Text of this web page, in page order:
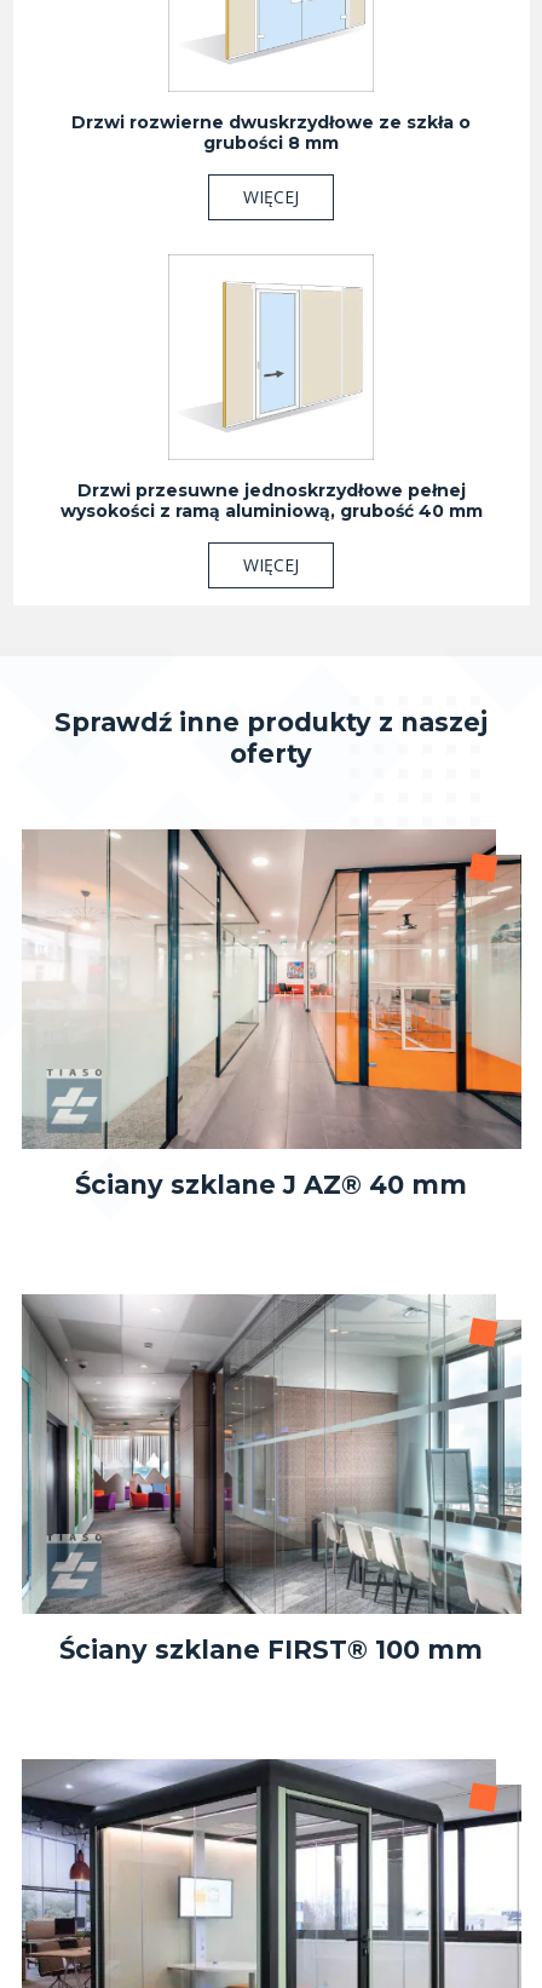
Drzwi rozwierne dwuskrzydłowe ze szkła o
grubości 8 mm
WIĘCEJ
Drzwi przesuwne jednoskrzydłowe pełnej
wysokości z ramą aluminiową, grubość 40 mm
WIĘCEJ
Sprawdź inne produkty z naszej
oferty
Ściany szklane J AZ® 40 mm
Ściany szklane FIRST® 100 mm